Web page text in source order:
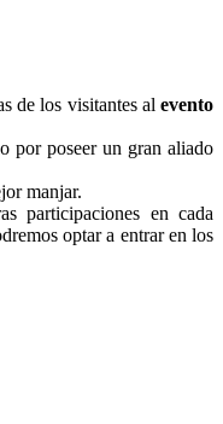
de los visitantes alevento
por poseer un gran aliado
manjar.
participaciones en cada
optar a entrar en los